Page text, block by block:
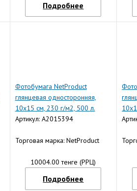
Подробнее
Фотобумага NetProduct
глянцевая односторонняя,
10x15 см, 230 г/м2, 500 л.
Артикул: A2015394
Торговая марка: NetProduct
10004.00 тенге (РРЦ)
Подробнее